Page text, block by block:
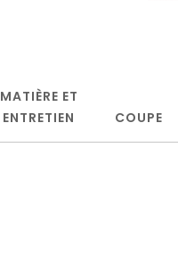
MATIÈRE ET
ENTRETIEN
COUPE